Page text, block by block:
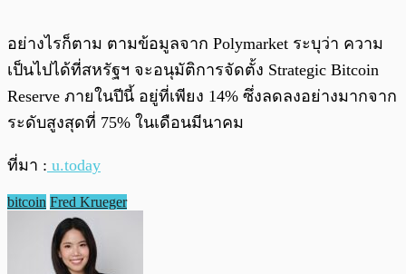
อย่างไรก็ตาม ตามข้อมูลจาก Polymarket ระบุว่า ความ
เป็นไปได้ที่สหรัฐฯ จะอนุมัติการจัดตั้ง Strategic Bitcoin
Reserve ภายในปีนี้ อยู่ที่เพียง 14% ซึ่งลดลงอย่างมากจาก
ระดับสูงสุดที่ 75% ในเดือนมีนาคม
ที่มา : u.today
bitcoin Fred Krueger